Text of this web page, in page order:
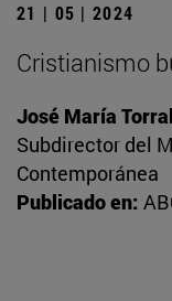
21 | 05 | 2024
Cristianismo
José María
Subdirector del
Contemporánea
Publicado en: